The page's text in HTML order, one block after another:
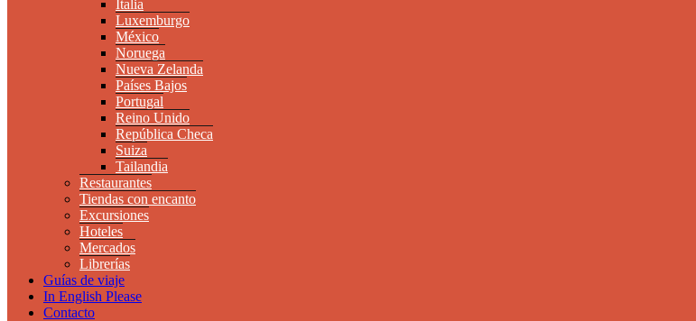
Italia
Luxemburgo
México
Noruega
Nueva Zelanda
Países Bajos
Portugal
Reino Unido
República Checa
Suiza
Tailandia
Restaurantes
Tiendas con encanto
Excursiones
Hoteles
Mercados
Librerías
Guías de viaje
In English Please
Contacto